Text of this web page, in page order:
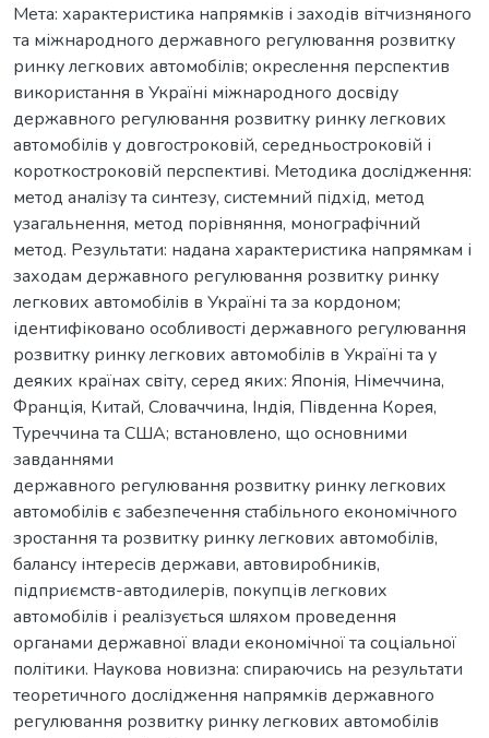
Мета: характеристика напрямків і заходів вітчизняного
та міжнародного державного регулювання розвитку
ринку легкових автомобілів; окреслення перспектив
використання в Україні міжнародного досвіду
державного регулювання розвитку ринку легкових
автомобілів у довгостроковій, середньостроковій і
короткостроковій перспективі. Методика дослідження:
метод аналізу та синтезу, системний підхід, метод
узагальнення, метод порівняння, монографічний
метод. Результати: надана характеристика напрямкам і
заходам державного регулювання розвитку ринку
легкових автомобілів в Україні та за кордоном;
ідентифіковано особливості державного регулювання
розвитку ринку легкових автомобілів в Україні та у
деяких країнах світу, серед яких: Японія, Німеччина,
Франція, Китай, Словаччина, Індія, Південна Корея,
Туреччина та США; встановлено, що основними
завданнями
державного регулювання розвитку ринку легкових
автомобілів є забезпечення стабільного економічного
зростання та розвитку ринку легкових автомобілів,
балансу інтересів держави, автовиробників,
підприємств-автодилерів, покупців легкових
автомобілів і реалізується шляхом проведення
органами державної влади економічної та соціальної
політики. Наукова новизна: спираючись на результати
теоретичного дослідження напрямків державного
регулювання розвитку ринку легкових автомобілів